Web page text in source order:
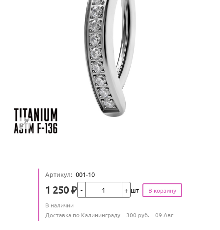
Артикул: 001-10
Цена
1 250 ₽Кол-во шт
Количество
В наличии
Условия доставки
Доставка по Калининграду 300 руб. 09 Авг